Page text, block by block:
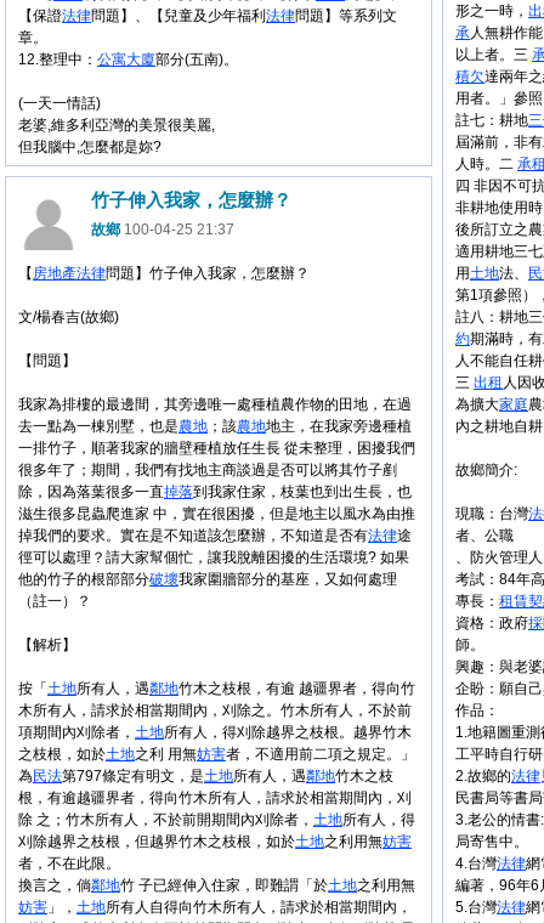
【保證法律問題】、【兒童及少年福利 法律問題】等系列文
章。
12.整理中： 公寓大廈部分(五南)。
(一天一情話)
老婆,維多利亞灣的美景很美麗,
但我腦中,怎麼都是妳?
形之一時，
承人無耕作
以上者。三
積欠達兩年
用者。」參
註七：耕地
屆滿前，非
人時。二 承
四 非因不可
非耕地使用
後所訂立之
適用耕地三
用土地法、
第1項參照）
註八：耕地
約期滿時，
人不能自任
三 出租 人因
為擴大家庭
內之耕地自
故鄉簡介:
現職：台灣
者、公職
、防火管理
考試：84年
專長： 租賃
資格：政府
師。
興趣：與老
企盼：願自
作品：
1.地籍圖重
工平時自行
2.故鄉的法律
民書局等書
3.老公的情
局寄售中。
4.台灣法律網
編著，96年6
5.台灣法律網
竹子伸入我家，怎麼辦？
故鄉100-04-25 21:37
【 房地產法律問題】竹子伸入我家，怎麼辦？
文/楊春吉(故鄉)
【問題】
我家為排樓的最邊間，其旁邊唯一處種植農作物的田地，在過
去一點為一棟別墅，也是農地 ；該農地地主，在我家旁邊種植
一排竹子，順著我家的牆壁種植放任生長 從未整理，困擾我們
很多年了；期間，我們有找地主商談過是否可以將其竹子剷
除，因為落葉很多一直掉落到我家住家，枝葉也到出生長，也
滋生很多昆蟲爬進家 中，實在很困擾，但是地主以風水為由推
掉我們的要求。實在是不知道該怎麼辦，不知道是否有法律途
徑可以處理？請大家幫個忙，讓我脫離困擾的生活環境? 如果
他的竹子的根部部分破壞我家圍牆部分的基座，又如何處理
（註一）？
【解析】
按「 土地所有人，遇鄰地竹木之枝根，有逾 越疆界者，得向竹
木所有人，請求於相當期間內，刈除之。竹木所有人，不於前
項期間內刈除者， 土地所有人，得刈除越界之枝根。越界竹木
之枝根，如於土地之利 用無妨害者，不適用前二項之規定。」
為民法第797條定有明文，是土地所有人，遇鄰地竹木之枝
根，有逾越疆界者，得向竹木所有人，請求於相當期間內，刈
除 之；竹木所有人，不於前開期間內刈除者， 土地所有人，得
刈除越界之枝根，但越界竹木之枝根，如於土地之利用無妨害
者，不在此限。
換言之，倘鄰地竹 子已經伸入住家，即難謂「於土地之利用無
妨害 」， 土地所有人自得向竹木所有人，請求於相當期間內，